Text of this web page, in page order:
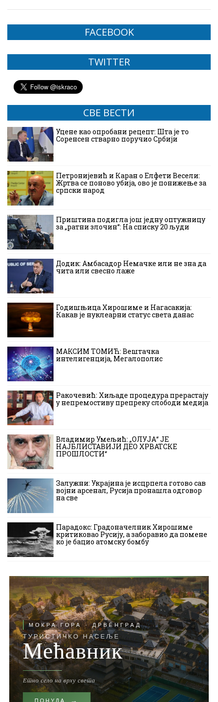
FACEBOOK
TWITTER
СВЕ ВЕСТИ
Уцене као опробани рецепт: Шта је то
Соренсен стварно поручио Србији
Петронијевић и Каран о Елфети Весели:
Жртва се поново убија, ово је понижење за
српски народ
Приштина подигла још једну оптужницу
за „ратни злочин“: На списку 20 људи
Додик: Амбасадор Немачке или не зна да
чита или свесно лаже
Годишњица Хирошиме и Нагасакија:
Какав је нуклеарни статус света данас
МАКСИМ ТОМИЋ: Вештачка
интелигенција, Мегалополис
Ракочевић: Хиљаде процедура прерастају
у непремостиву препреку слободи медија
Владимир Умељић: „ОЛУЈА“ ЈЕ
НАЈБЛИСТАВИЈИ ДЕО ХРВАТСКЕ
ПРОШЛОСТИ“
Залужни: Украјина је исцрпела готово сав
војни арсенал, Русија пронашла одговор
на све
Парадокс: Градоначелник Хирошиме
критиковао Русију, а заборавио да помене
ко је бацио атомску бомбу